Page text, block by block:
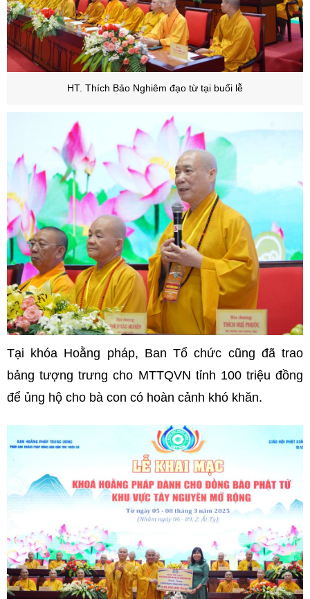
HT. Thích Bảo Nghiêm đạo từ tại buổi lễ
Tại khóa Hoằng pháp, Ban Tổ chức cũng đã trao
bảng tượng trưng cho MTTQVN tỉnh 100 triệu đồng
để ủng hộ cho bà con có hoàn cảnh khó khăn.